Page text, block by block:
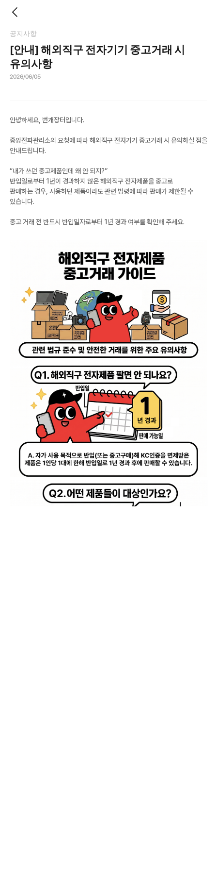
공지사항
[안내] 해외직구 전자기기 중고거래 시
유의사항
2026/06/05
안녕하세요, 번개장터입니다.
중앙전파관리소의 요청에 따라 해외직구 전자기기 중고거래 시 유의하실 점을
안내드립니다.
“내가 쓰던 중고제품인데 왜 안 되지?”
반입일로부터 1년이 경과하지 않은 해외직구 전자제품을 중고로
판매하는 경우, 사용하던 제품이라도 관련 법령에 따라 판매가 제한될 수
있습니다.
중고 거래 전 반드시 반입일자로부터 1년 경과 여부를 확인해 주세요.